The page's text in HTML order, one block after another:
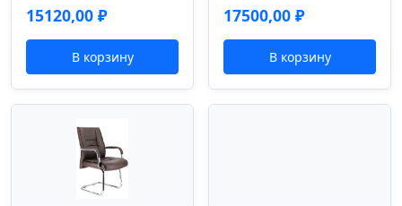
15120,00 ₽
В корзину
17500,00 ₽
В корзину